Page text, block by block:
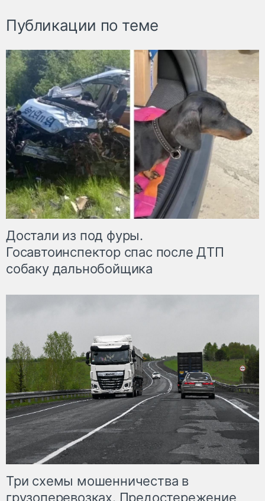
Публикации по теме
Достали из под фуры.
Госавтоинспектор спас после ДТП
собаку дальнобойщика
Три схемы мошенничества в
грузоперевозках. Предостережение